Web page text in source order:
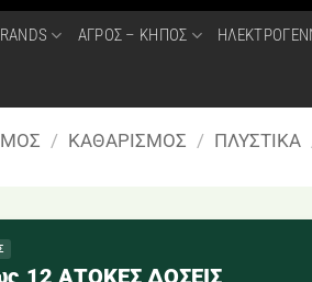
ΑΓΡΟΣ – ΚΗΠΟΣ
/ ΚΑΘΑΡΙΣΜΟΣ / ΠΛΥΣΤΙΚΑ